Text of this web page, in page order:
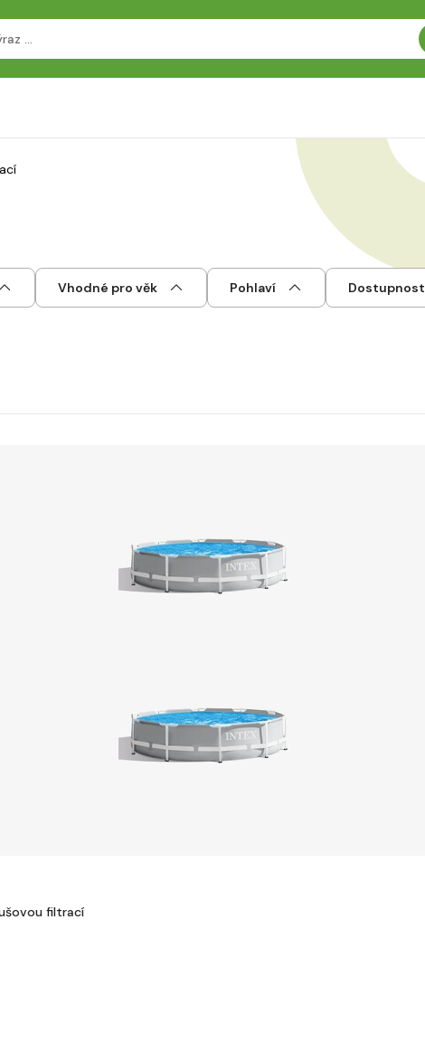
Vhodné pro věk Pohlaví Dostupnost
filtrací